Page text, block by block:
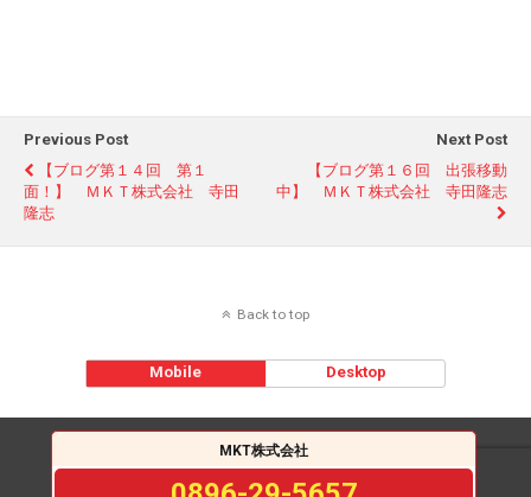
Previous Post
【ブログ第１４回 第１
面！】 ＭＫＴ株式会社 寺田
隆志
Next Post
【ブログ第１６回 出張移動
中】 ＭＫＴ株式会社 寺田隆志
Back to top
Mobile Desktop
MKT株式会社